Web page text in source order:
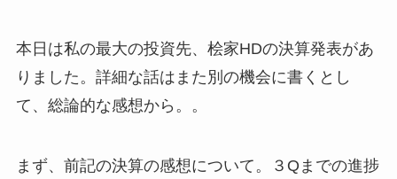
本日は私の最大の投資先、桧家HDの決算発表があ
りました。詳細な話はまた別の機会に書くとし
て、総論的な感想から。。
まず、前記の決算の感想について。３Qまでの進捗